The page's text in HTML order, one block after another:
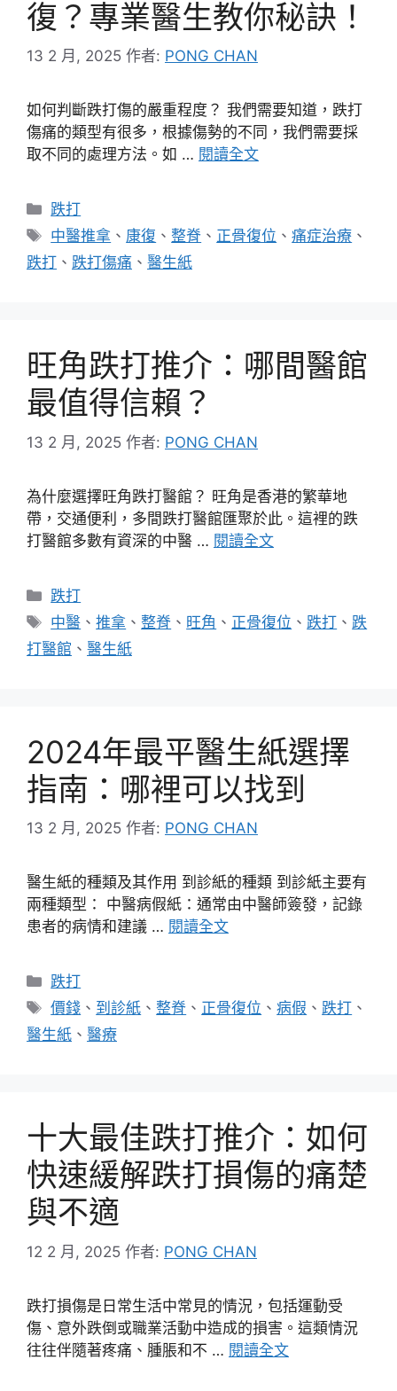
復？專業醫生教你秘訣！
13 2 月, 2025 作者: PONG CHAN
如何判斷跌打傷的嚴重程度？ 我們需要知道，跌打
傷痛的類型有很多，根據傷勢的不同，我們需要採
取不同的處理方法。如 … 閱讀全文
分
類
跌打
標
籤
中醫推拿 、 康復 、整脊 、 正骨復位 、痛症治療 、
跌打 、 跌打傷痛 、 醫生紙
旺角跌打推介：哪間醫館
最值得信賴？
13 2 月, 2025 作者: PONG CHAN
為什麼選擇旺角跌打醫館？ 旺角是香港的繁華地
帶，交通便利，多間跌打醫館匯聚於此。這裡的跌
打醫館多數有資深的中醫 … 閱讀全文
分
類
跌打
標
籤
中醫 、推拿 、整脊 、 旺角 、 正骨復位 、 跌打 、 跌
打醫館 、 醫生紙
2024年最平醫生紙選擇
指南：哪裡可以找到
13 2 月, 2025 作者: PONG CHAN
醫生紙的種類及其作用 到診紙的種類 到診紙主要有
兩種類型： 中醫病假紙：通常由中醫師簽發，記錄
患者的病情和建議 … 閱讀全文
分
類
跌打
標
籤
價錢 、 到診紙 、整脊 、 正骨復位 、病假 、跌打 、
醫生紙 、 醫療
十大最佳跌打推介：如何
快速緩解跌打損傷的痛楚
與不適
12 2 月, 2025 作者: PONG CHAN
跌打損傷是日常生活中常見的情況，包括運動受
傷、意外跌倒或職業活動中造成的損害。這類情況
往往伴隨著疼痛、腫脹和不 … 閱讀全文